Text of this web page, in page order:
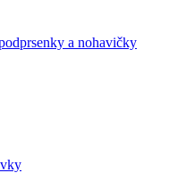
a nohavičky